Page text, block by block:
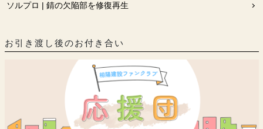
ソルプロ | 錆の欠陥部を修復再生
お引き渡し後のお付き合い